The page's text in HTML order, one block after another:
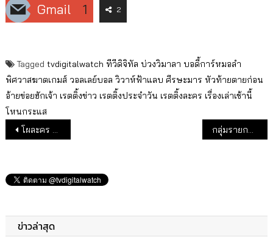
Gmail
1 2
Tagged tvdigitalwatch ทีวีดิจิทัล บ่วงวิมาลา บอดี้การ์หมอลำ
พิศวาสฆาตเกมส์ วอลเลย์บอล วิวาห์ฟ้าแลบ ศีรษะมาร หัวท้ายตายก่อน
อ้ายข่อยฮักเจ้า เรตติ้งข่าว เรตติ้งประจำวัน เรตติ้งละคร เรื่องเล่าเช้านี้
โหนกระแส
แนะแนวเรื่อง
โผละคร ช่อง One ปักหมุด ครึ่งปีหลัง 2565 กลุ่มรายการทีวีดิจิทัลเรตติ้งสูง (30 ส.ค.65)
ข่าวล่าสุด